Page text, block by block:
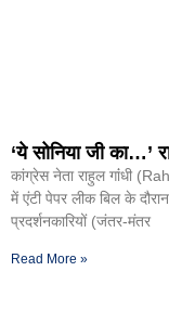
‘ये सोनिया जी का…’
कांग्रेस नेता राहुल गांंधी
में एंटी पेपर लीक बिल के
प्रदर्शनकारियों (जंतर-मंतर
Read More »